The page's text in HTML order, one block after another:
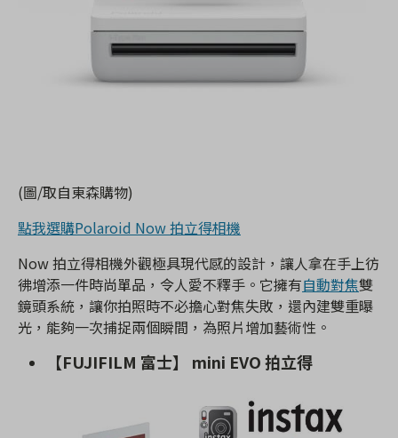
(圖/取自東森購物)
點我選購Polaroid Now 拍立得相機
Now 拍立得相機外觀極具現代感的設計，讓人拿在手上彷
彿增添一件時尚單品，令人愛不釋手。它擁有自動對焦雙
鏡頭系統，讓你拍照時不必擔心對焦失敗，還內建雙重曝
光，能夠一次捕捉兩個瞬間，為照片增加藝術性。
【FUJIFILM 富士】 mini EVO 拍立得